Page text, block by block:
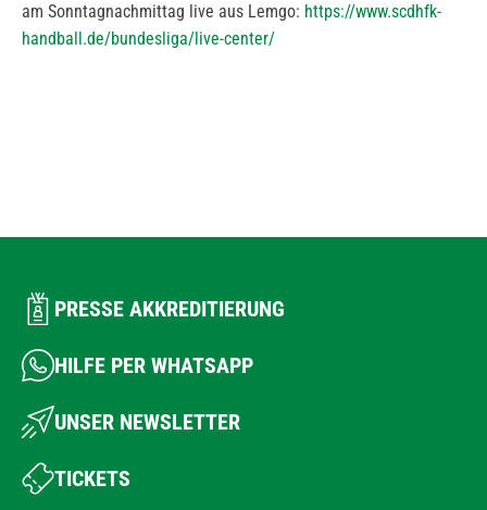
am Sonntagnachmittag live aus Lemgo: https://www.scdhfk-
handball.de/bundesliga/live-center/
PRESSE AKKREDITIERUNG
HILFE PER WHATSAPP
UNSER NEWSLETTER
TICKETS